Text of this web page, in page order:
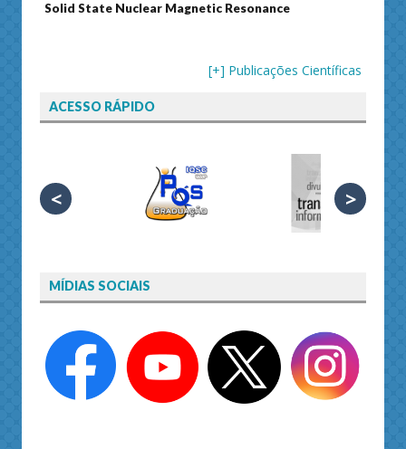
Solid State Nuclear Magnetic Resonance
[+] Publicações Científicas
ACESSO RÁPIDO
< >
MÍDIAS SOCIAIS